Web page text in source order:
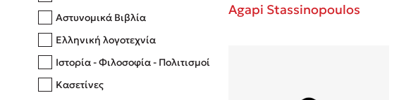
Δανάη Δεληγεώργη
Πάνω, κάτω, μπροστά, πίσω
Αστυνομικά Βιβλία
Ελληνική λογοτεχνία
Ιστορία - Φιλοσοφία - Πολιτισμοί
Κασετίνες
Agapi Stassinopoulos